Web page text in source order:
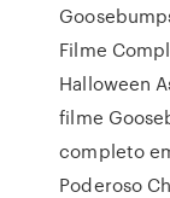
Filme
Halloween
filme
completo
Poderoso